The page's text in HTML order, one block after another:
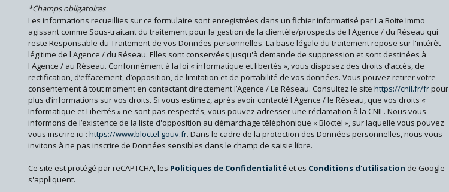
École primaire
Bureau de poste
Presse et Tabac
statistiques
Nombre d'habitants
Propriétaires (vs. locataires)
Taxe habitation
Taxe foncière
Habitants de moins de 25 ans
*Champs obligatoires
Les informations recueillies sur ce formulaire sont enregistrées dans un fichier informatisé par La Boite Immo
agissant comme Sous-traitant du traitement pour la gestion de la clientèle/prospects de l'Agence / du Réseau qui
reste Responsable du Traitement de vos Données personnelles. La base légale du traitement repose sur l'intérêt
légitime de l'Agence / du Réseau. Elles sont conservées jusqu'à demande de suppression et sont destinées à
l'Agence / au Réseau. Conformément à la loi « informatique et libertés », vous disposez des droits d’accès, de
rectification, d’effacement, d’opposition, de limitation et de portabilité de vos données. Vous pouvez retirer votre
consentement à tout moment en contactant directement l’Agence / Le Réseau. Consultez le site https://cnil.fr/frpour
plus d’informations sur vos droits. Si vous estimez, après avoir contacté l'Agence / le Réseau, que vos droits «
Informatique et Libertés » ne sont pas respectés, vous pouvez adresser une réclamation à la CNIL. Nous vous
informons de l’existence de la liste d'opposition au démarchage téléphonique « Bloctel », sur laquelle vous pouvez
vous inscrire ici : https://www.bloctel.gouv.fr. Dans le cadre de la protection des Données personnelles, nous vous
invitons à ne pas inscrire de Données sensibles dans le champ de saisie libre.
Ce site est protégé par reCAPTCHA, les Politiques de Confidentialité et es Conditions d'utilisation de Google
s'appliquent.